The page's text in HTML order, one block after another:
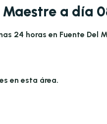
a día
24 horas en Fuente Del
en esta área.